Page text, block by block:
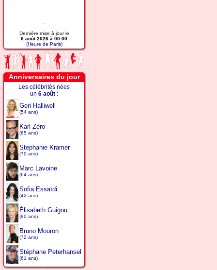
---
Dernière mise à jour le
6 août 2026 à 00:00
(Heure de Paris)
Anniversaires du jour
Les célébrités nées
un 6 août :
Geri Halliwell
(54 ans)
Karl Zéro
(65 ans)
Stephanie Kramer
(70 ans)
Marc Lavoine
(64 ans)
Sofia Essaïdi
(42 ans)
Élisabeth Guigou
(80 ans)
Bruno Mouron
(72 ans)
Stéphane Peterhansel
(61 ans)